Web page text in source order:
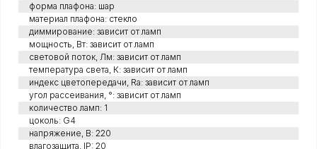
форма плафона: шар
материал плафона: стекло
диммирование: зависит от ламп
мощность, Вт: зависит от ламп
световой поток, Лм: зависит от ламп
температура света, К: зависит от ламп
индекс цветопередачи, Ra: зависит от ламп
угол рассеивания, °: зависит от ламп
количество ламп: 1
цоколь: G4
напряжение, В: 220
влагозащита, IP: 20